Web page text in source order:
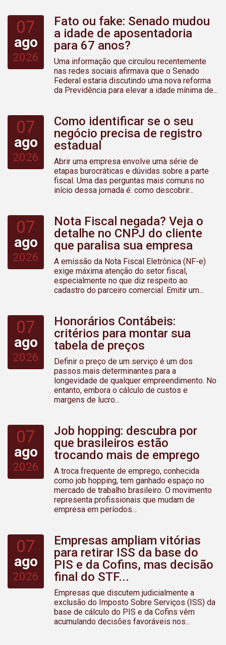
07
ago
2026
Fato ou fake: Senado mudou
a idade de aposentadoria
para 67 anos?
Uma informação que circulou recentemente
nas redes sociais afirmava que o Senado
Federal estaria discutindo uma nova reforma
da Previdência para elevar a idade mínima de...
07
ago
2026
Como identificar se o seu
negócio precisa de registro
estadual
Abrir uma empresa envolve uma série de
etapas burocráticas e dúvidas sobre a parte
fiscal. Uma das perguntas mais comuns no
início dessa jornada é: como descobrir...
07
ago
2026
Nota Fiscal negada? Veja o
detalhe no CNPJ do cliente
que paralisa sua empresa
A emissão da Nota Fiscal Eletrônica (NF-e)
exige máxima atenção do setor fiscal,
especialmente no que diz respeito ao
cadastro do parceiro comercial. Emitir um...
07
ago
2026
Honorários Contábeis:
critérios para montar sua
tabela de preços
Definir o preço de um serviço é um dos
passos mais determinantes para a
longevidade de qualquer empreendimento. No
entanto, embora o cálculo de custos e
margens de lucro...
07
ago
2026
Job hopping: descubra por
que brasileiros estão
trocando mais de emprego
A troca frequente de emprego, conhecida
como job hopping, tem ganhado espaço no
mercado de trabalho brasileiro. O movimento
representa profissionais que mudam de
empresa em períodos...
07
ago
2026
Empresas ampliam vitórias
para retirar ISS da base do
PIS e da Cofins, mas decisão
final do STF...
Empresas que discutem judicialmente a
exclusão do Imposto Sobre Serviços (ISS) da
base de cálculo do PIS e da Cofins vêm
acumulando decisões favoráveis nos...